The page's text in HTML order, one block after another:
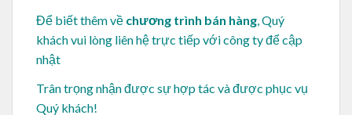
Để biết thêm về chương trình bán hàng, Quý
khách vui lòng liên hệ trực tiếp với công ty để cập
nhật
Trân trọng nhận được sự hợp tác và được phục vụ
Quý khách!